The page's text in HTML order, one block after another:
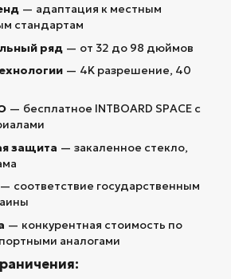
— адаптация к местным
стандартам
ряд — от 32 до 98 дюймов
— 4K разрешение, 40
— бесплатное INTBOARD SPACE с
защита — закаленное стекло,
— соответствие государственным
— конкурентная стоимость по
аналогами